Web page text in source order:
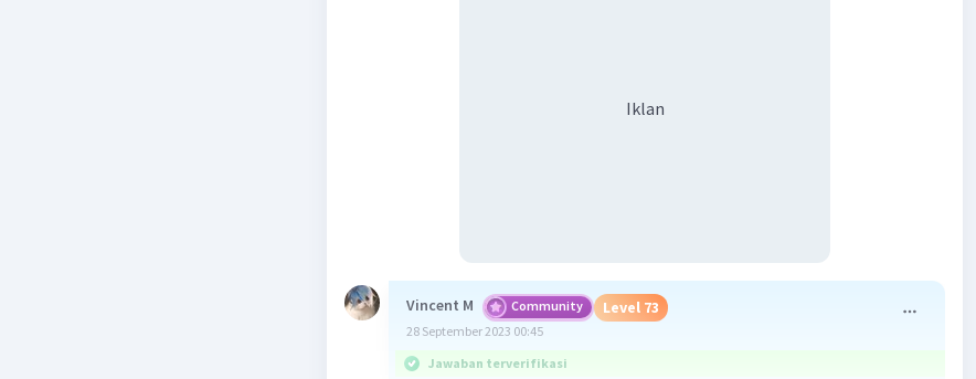
Iklan
Vincent M Community Level 73
28 September 2023 00:45
Jawaban terverifikasi